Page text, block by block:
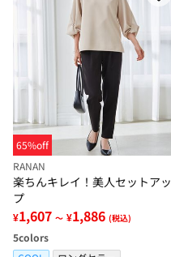
65%off
RANAN
楽ちんキレイ！美人セットアッ
プ
¥1,607 ～ ¥1,886 (税込)
5colors